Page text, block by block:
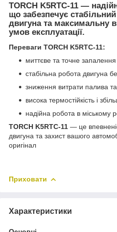
TORCH K5RTC-11 —
що забезпечує
двигуна та максимальну
умов експлуатації.
Переваги TORCH K5RTC-11:
миттєве та точне
стабільна робота двигуна
зниження витрати палива
висока термостійкість і
надійна робота в міському
TORCH K5RTC-11 — це
двигуна та захист вашого
оригінал
Приховати
Характеристики